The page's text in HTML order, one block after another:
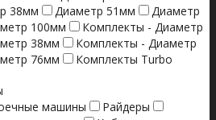
38мм Диаметр 51мм
Диаметр
100мм
Комплекты - Диаметр
38мм
Комплекты - Диаметр
76мм
Комплекты Turbo
машины
Райдеры